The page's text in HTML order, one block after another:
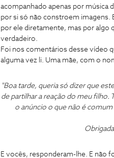
acompanhado apenas por música
por si só não constroem imagens.
por ele diretamente, mas por algo
verdadeiro.
Foi nos comentários desse vídeo
alguma vez li. Uma mãe, com o
"Boa tarde, queria só dizer que
de partilhar a reação do meu
o anúncio o que não é
E vocês, responderam-lhe. E não